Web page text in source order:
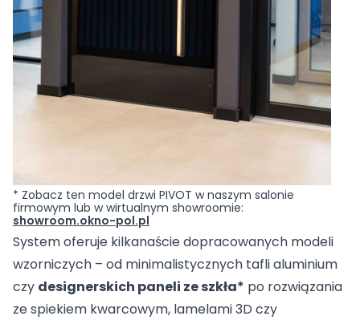
* Zobacz ten model drzwi PIVOT w naszym salonie
firmowym lub w wirtualnym showroomie:
showroom.okno-pol.pl
System oferuje kilkanaście dopracowanych modeli
wzorniczych – od minimalistycznych tafli aluminium
czy designerskich paneli ze szkła* po rozwiązania
ze spiekiem kwarcowym, lamelami 3D czy